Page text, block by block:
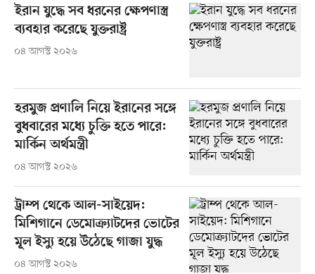
ইরান যুদ্ধে সব ধরনের ক্ষেপণাস্ত্র
ব্যবহার করেছে যুক্তরাষ্ট্র
০৪ আগস্ট ২০২৬
হরমুজ প্রণালি নিয়ে ইরানের সঙ্গে
বুধবারের মধ্যে চুক্তি হতে পারে:
মার্কিন অর্থমন্ত্রী
০৪ আগস্ট ২০২৬
ট্রাম্প থেকে আল-সাইয়েদ:
মিশিগানে ডেমোক্র্যাটদের ভোটের
মূল ইস্যু হয়ে উঠেছে গাজা যুদ্ধ
০৪ আগস্ট ২০২৬